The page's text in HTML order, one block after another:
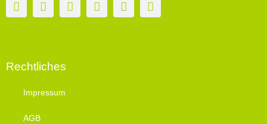
Rechtliches
Impressum
AGB